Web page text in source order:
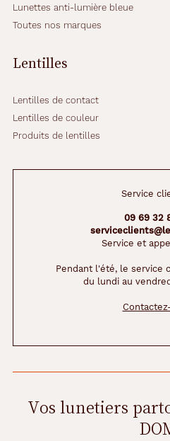
Lunettes anti-lumière bleue
Toutes nos marques
Lentilles
Lentilles de contact
Lentilles de couleur
Produits de lentilles
Service
09 69 32
Service et
Pendant l'été, le service
du lundi au
Vos lunetiers